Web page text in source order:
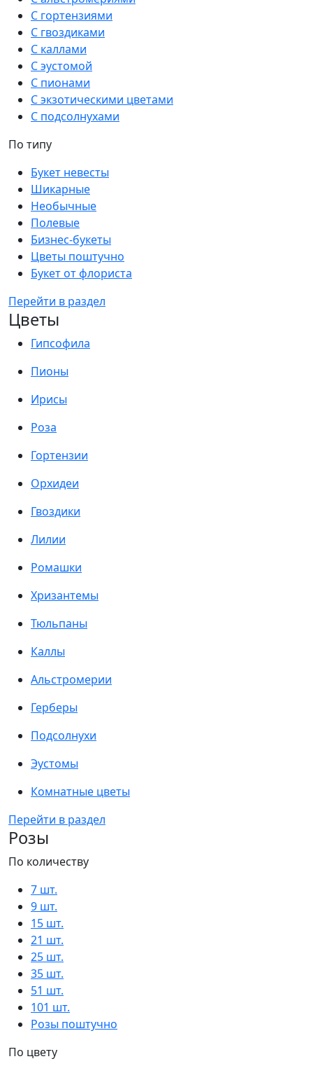
С гортензиями
С гвоздиками
С каллами
С эустомой
С пионами
С экзотическими цветами
С подсолнухами
По типу
Букет невесты
Шикарные
Необычные
Полевые
Бизнес-букеты
Цветы поштучно
Букет от флориста
Перейти в раздел
Цветы
Гипсофила
Пионы
Ирисы
Роза
Гортензии
Орхидеи
Гвоздики
Лилии
Ромашки
Хризантемы
Тюльпаны
Каллы
Альстромерии
Герберы
Подсолнухи
Эустомы
Комнатные цветы
Перейти в раздел
Розы
По количеству
7 шт.
9 шт.
15 шт.
21 шт.
25 шт.
35 шт.
51 шт.
101 шт.
Розы поштучно
По цвету